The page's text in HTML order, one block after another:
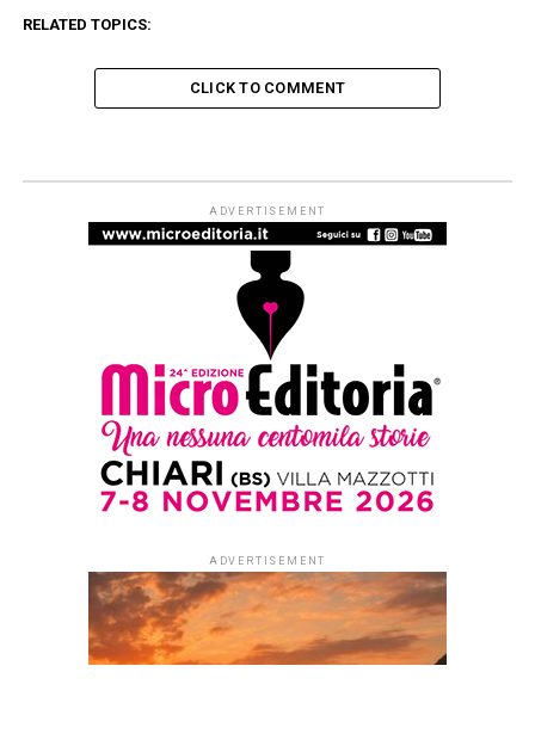
RELATED TOPICS:
CLICK TO COMMENT
ADVERTISEMENT
ADVERTISEMENT